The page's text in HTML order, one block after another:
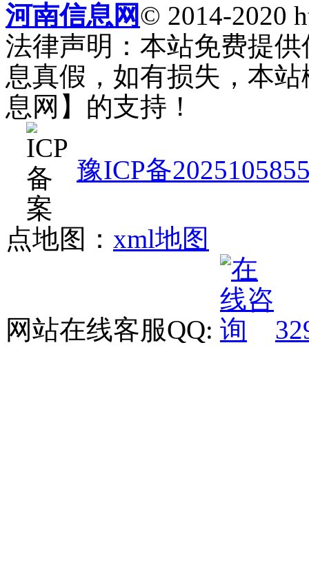
河南信息网© 2014-2020
法律声明：本站免费提
息真假，如有损失，本
息网】的支持！
豫ICP备
点地图： xml地图
网站在线客服QQ: